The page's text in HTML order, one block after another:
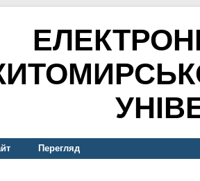
Перегляд